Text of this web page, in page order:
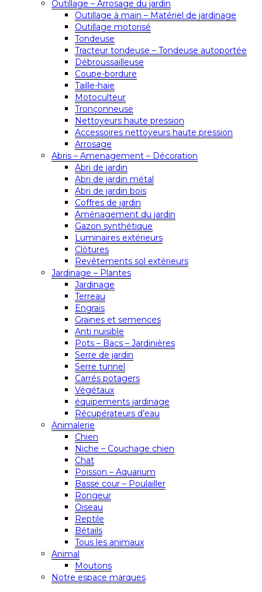
Outillage – Arrosage du jardin
Outillage à main – Matériel de jardinage
Outillage motorisé
Tondeuse
Tracteur tondeuse – Tondeuse autoportée
Débroussailleuse
Coupe-bordure
Taille-haie
Motoculteur
Tronçonneuse
Nettoyeurs haute pression
Accessoires nettoyeurs haute pression
Arrosage
Abris – Amenagement – Décoration
Abri de jardin
Abri de jardin métal
Abri de jardin bois
Coffres de jardin
Aménagement du jardin
Gazon synthétique
Luminaires extérieurs
Clôtures
Revêtements sol extérieurs
Jardinage – Plantes
Jardinage
Terreau
Engrais
Graines et semences
Anti nuisible
Pots – Bacs – Jardinières
Serre de jardin
Serre tunnel
Carrés potagers
Végétaux
équipements jardinage
Récupérateurs d’eau
Animalerie
Chien
Niche – Couchage chien
Chat
Poisson – Aquarium
Basse cour – Poulailler
Rongeur
Oiseau
Reptile
Bétails
Tous les animaux
Animal
Moutons
Notre espace marques